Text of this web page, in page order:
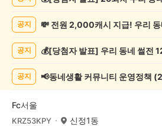
목
공지
공지
공지 📢동네생활 커뮤니티 운영정책
Fc서울
KRZ53KPY 신정1동